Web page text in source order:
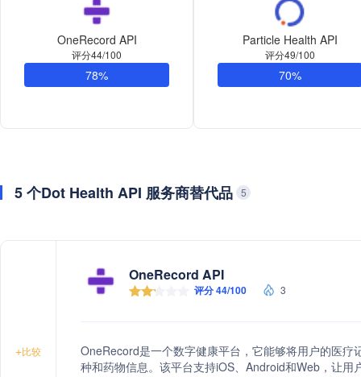
OneRecord API
评分44/100
78%
Particle Health API
评分49/100
70%
5 个Dot Health API 服务商替代品 5
+比较
OneRecord API
评分 44/100 3
OneRecord是一个数字健康平台，它能够将用户的医
种和药物信息。该平台支持iOS、Android和Web，让